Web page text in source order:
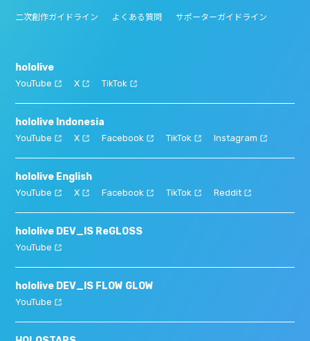
二次創作ガイドライン よくある質問 サポーターガイドライン
hololive
YouTube X TikTok
hololive Indonesia
YouTube X Facebook TikTok Instagram
hololive English
YouTube X Facebook TikTok Reddit
hololive DEV_IS ReGLOSS
YouTube
hololive DEV_IS FLOW GLOW
YouTube